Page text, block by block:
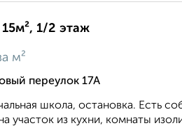
1/2 этаж
м²
переулок 17А
школа, остановка. Есть
участок из кухни, комнаты